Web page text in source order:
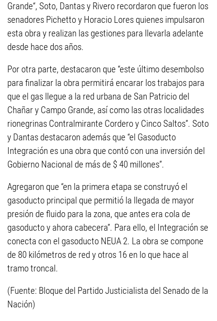
Grande“, Soto, Dantas y Rivero recordaron que fueron los
senadores Pichetto y Horacio Lores quienes impulsaron
esta obra y realizan las gestiones para llevarla adelante
desde hace dos años.
Por otra parte, destacaron que “este último desembolso
para finalizar la obra permitirá encarar los trabajos para
que el gas llegue a la red urbana de San Patricio del
Chañar y Campo Grande, así como las otras localidades
rionegrinas Contralmirante Cordero y Cinco Saltos”. Soto
y Dantas destacaron además que “el Gasoducto
Integración es una obra que contó con una inversión del
Gobierno Nacional de más de $ 40 millones”.
Agregaron que “en la primera etapa se construyó el
gasoducto principal que permitió la llegada de mayor
presión de fluido para la zona, que antes era cola de
gasoducto y ahora cabecera”. Para ello, el Integración se
conecta con el gasoducto NEUA 2. La obra se compone
de 80 kilómetros de red y otros 16 en lo que hace al
tramo troncal.
(Fuente: Bloque del Partido Justicialista del Senado de la
Nación)